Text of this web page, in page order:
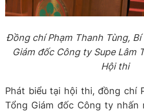
Đồng chí Phạm Thanh Tùng,
Giám đốc Công ty Supe Lâm
Hội thi
Phát biểu tại hội thi, đồng chí
Tổng Giám đốc Công ty nhấn